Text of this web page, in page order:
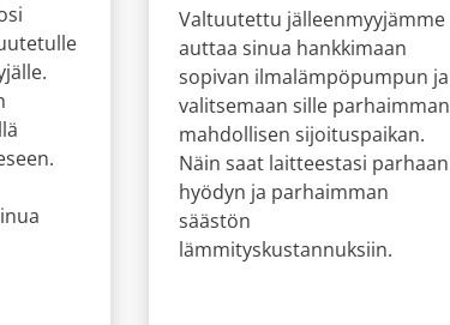
Valtuutettu jälleenmyyjämme
auttaa sinua hankkimaan
sopivan ilmalämpöpumpun ja
valitsemaan sille parhaimman
mahdollisen sijoituspaikan.
Näin saat laitteestasi parhaan
hyödyn ja parhaimman
säästön
lämmityskustannuksiin.